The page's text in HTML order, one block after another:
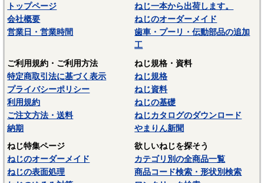
トップページ
会社概要
営業日・営業時間
ねじ一本から出荷します。
ねじのオーダーメイド
歯車・プーリ・伝動部品の追加
工
ご利用規約・ご利用方法
特定商取引法に基づく表示
プライバシーポリシー
利用規約
ご注文方法・送料
納期
ねじ規格・資料
ねじ規格
ねじ資料
ねじの基礎
ねじカタログのダウンロード
やまりん新聞
ねじ特集ページ
ねじのオーダーメイド
ねじの表面処理
欲しいねじを探そう
カテゴリ別の全商品一覧
商品コード検索・形状別検索